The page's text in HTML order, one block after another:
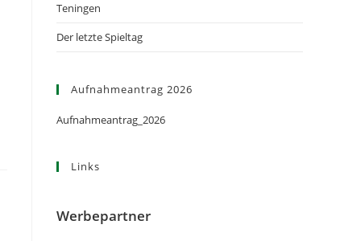
Teningen
Der letzte Spieltag
Aufnahmeantrag 2026
Aufnahmeantrag_2026
Links
Werbepartner